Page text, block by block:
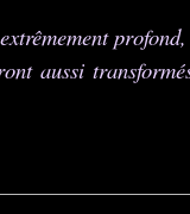
aussi